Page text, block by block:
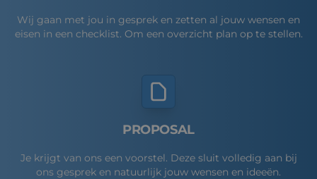
Wij gaan met jou in gesprek en zetten al jouw wensen en
eisen in een checklist. Om een overzicht plan op te stellen.
PROPOSAL
Je krijgt van ons een voorstel. Deze sluit volledig aan bij
ons gesprek en natuurlijk jouw wensen en ideeën.